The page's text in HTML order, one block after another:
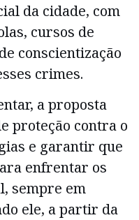
da cidade, com
cursos de
conscientização
crimes.
a proposta
proteção contra o
e garantir que
enfrentar os
sempre em
ele, a partir da